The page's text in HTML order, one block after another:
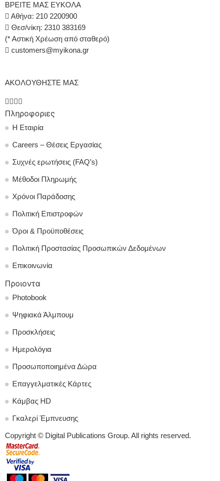
ΒΡΕΙΤΕ ΜΑΣ ΕΥΚΟΛΑ
Αθήνα: 210 2200900
Θεσ/νίκη: 2310 383169
(* Αστική Χρέωση από σταθερό)
customers@myikona.gr
ΑΚΟΛΟΥΘΗΣΤΕ ΜΑΣ
Πληροφοριες
Η Εταιρία
Careers – Θέσεις Εργασίας
Συχνές ερωτήσεις (FAQ’s)
Μέθοδοι Πληρωμής
Χρόνοι Παράδοσης
Πολιτική Επιστροφών
Όροι & Προϋποθέσεις
Πολιτική Προστασίας Προσωπικών Δεδομένων
Επικοινωνία
Προιοντα
Photobook
Ψηφιακά Άλμπουμ
Προσκλήσεις
Ημερολόγια
Προσωποποιημένα Δώρα
Επαγγελματικές Κάρτες
Κάμβας HD
Γκαλερί Έμπνευσης
Copyright © Digital Publications Group. All rights reserved.